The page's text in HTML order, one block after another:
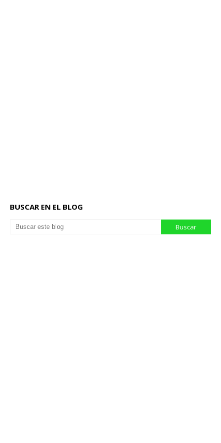
BUSCAR EN EL BLOG